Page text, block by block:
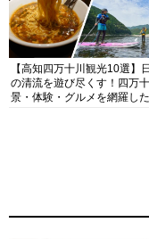
【高知四万十川観光10選】
の清流を遊び尽くす！四万
景・体験・グルメを網羅し